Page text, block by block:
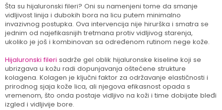
Šta su hijaluronski fileri? Oni su namenjeni tome da smanje
vidljivost linija i dubokih bora na licu putem minimalno
invazivnog postupka. Ova intervencija nije hirurška i smatra se
jednim od najefikasnijih tretmana protiv vidljivog starenja,
ukoliko je još i kombinovan sa određenom rutinom nege kože.
Hijaluronski fileri sadrže gel oblik hijaluronske kiseline koji se
ubrizgava u kožu radi dopunjavanja oštećene strukture
kolagena. Kolagen je ključni faktor za održavanje elastičnosti i
prirodnog sjaja kože lica, ali njegova efikasnost opada s
vremenom, što onda postaje vidljivo na koži i time dobijate bleđi
izgled i vidljivije bore.